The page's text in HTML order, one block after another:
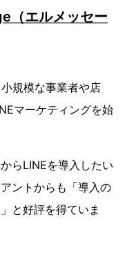
（エルメッセー
規模な事業者や店
マーケティングを始
らLINEを導入したい
ントからも「導入の
と好評を得ていま